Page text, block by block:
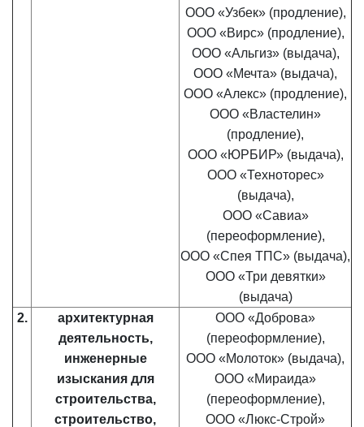
ООО «Узбек» (продление),
ООО «Вирс» (продление),
ООО «Альгиз» (выдача),
ООО «Мечта» (выдача),
ООО «Алекс» (продление),
ООО «Властелин»
(продление),
ООО «ЮРБИР» (выдача),
ООО «Техноторес»
(выдача),
ООО «Савиа»
(переоформление),
ООО «Спея ТПС» (выдача),
ООО «Три девятки»
(выдача)
2.
архитектурная
деятельность,
инженерные
изыскания для
строительства,
строительство,
ООО «Доброва»
(переоформление),
ООО «Молоток» (выдача),
ООО «Мираида»
(переоформление),
ООО «Люкс-Строй»